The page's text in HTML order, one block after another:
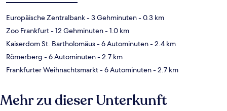
Europäische Zentralbank- 3 Gehminuten- 0.3 km
Zoo Frankfurt- 12 Gehminuten- 1.0 km
Kaiserdom St. Bartholomäus- 6 Autominuten- 2.4 km
Römerberg - 6 Autominuten- 2.7 km
Frankfurter Weihnachtsmarkt- 6 Autominuten- 2.7 km
Mehr zu dieser Unterkunft